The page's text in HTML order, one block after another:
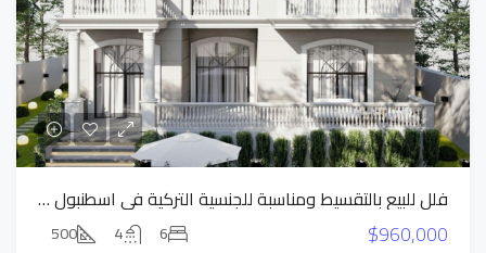
فلل للبيع بالتقسيط ومناسبة للجنسية التركية في اسطنبول بيوك تشكمجة
$960,000
6
4
500